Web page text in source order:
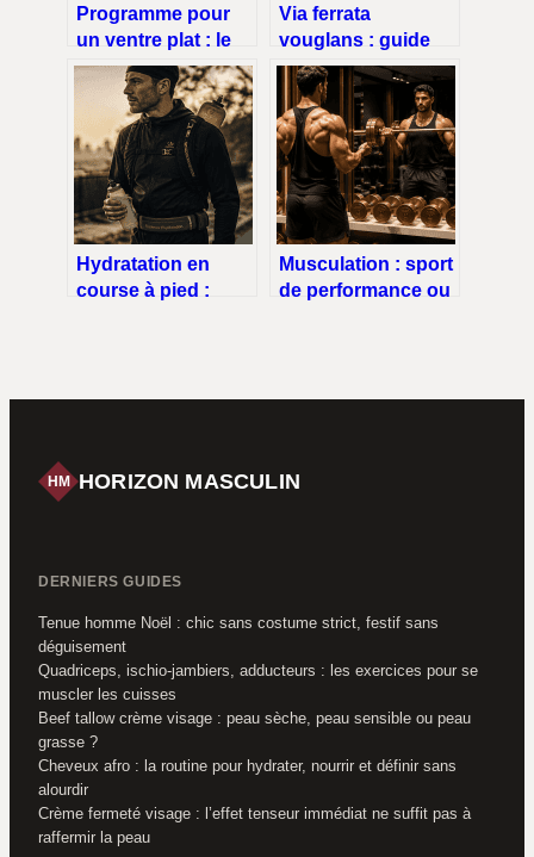
Programme pour
un ventre plat : le
guide clair pour
des résultats
durables
Via ferrata
vouglans : guide
complet pour
réussir votre sortie
Hydratation en
course à pied :
choisir pour vos
Musculation : sport
de performance ou
HM HORIZON MASCULIN
DERNIERS GUIDES
Tenue homme Noël : chic sans costume strict, festif sans
déguisement
Quadriceps, ischio-jambiers, adducteurs : les exercices pour se
muscler les cuisses
Beef tallow crème visage : peau sèche, peau sensible ou peau
grasse ?
Cheveux afro : la routine pour hydrater, nourrir et définir sans
alourdir
Crème fermeté visage : l’effet tenseur immédiat ne suffit pas à
raffermir la peau